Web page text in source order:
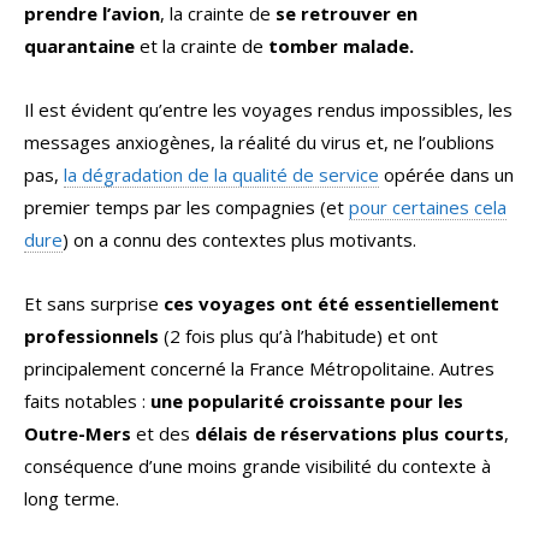
prendre l’avion, la crainte de se retrouver en
quarantaine et la crainte de tomber malade.
Il est évident qu’entre les voyages rendus impossibles, les
messages anxiogènes, la réalité du virus et, ne l’oublions
pas, la dégradation de la qualité de service opérée dans un
premier temps par les compagnies (et pour certaines cela
dure) on a connu des contextes plus motivants.
Et sans surprise ces voyages ont été essentiellement
professionnels (2 fois plus qu’à l’habitude) et ont
principalement concerné la France Métropolitaine. Autres
faits notables : une popularité croissante pour les
Outre-Mers et des délais de réservations plus courts,
conséquence d’une moins grande visibilité du contexte à
long terme.